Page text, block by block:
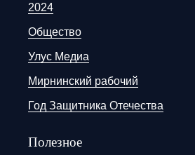
2024
Общество
Улус Медиа
Мирнинский рабочий
Год Защитника Отечества
Полезное